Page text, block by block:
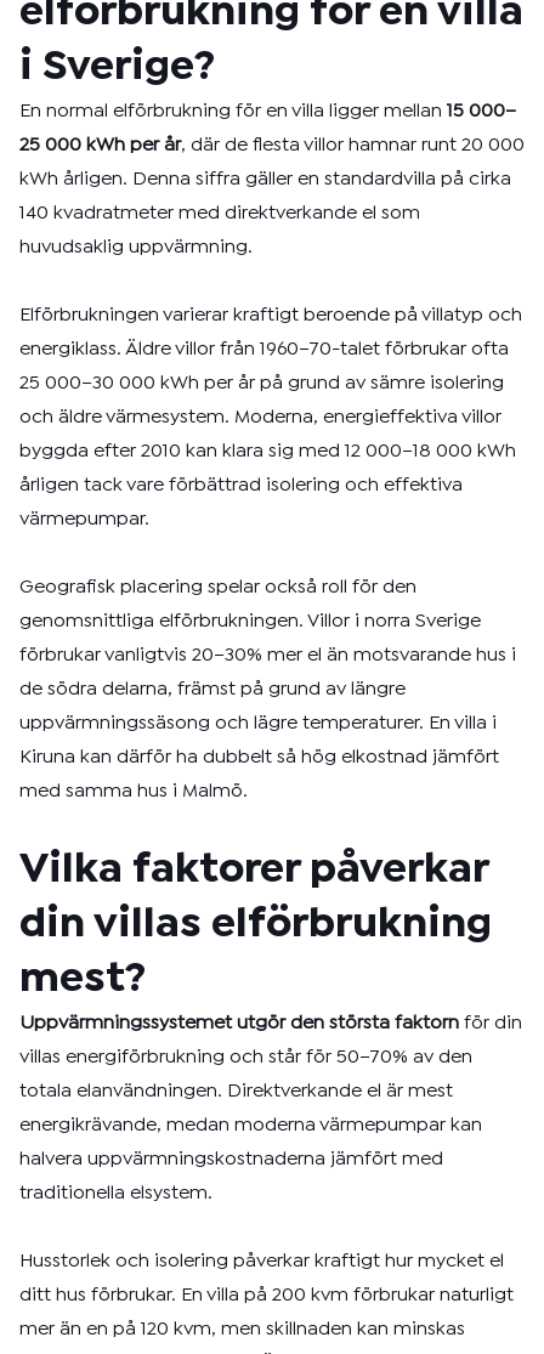
elförbrukning för en villa
i Sverige?
En normal elförbrukning för en villa ligger mellan 15 000–
25 000 kWh per år, där de flesta villor hamnar runt 20 000
kWh årligen. Denna siffra gäller en standardvilla på cirka
140 kvadratmeter med direktverkande el som
huvudsaklig uppvärmning.
Elförbrukningen varierar kraftigt beroende på villatyp och
energiklass. Äldre villor från 1960–70-talet förbrukar ofta
25 000–30 000 kWh per år på grund av sämre isolering
och äldre värmesystem. Moderna, energieffektiva villor
byggda efter 2010 kan klara sig med 12 000–18 000 kWh
årligen tack vare förbättrad isolering och effektiva
värmepumpar.
Geografisk placering spelar också roll för den
genomsnittliga elförbrukningen. Villor i norra Sverige
förbrukar vanligtvis 20–30% mer el än motsvarande hus i
de södra delarna, främst på grund av längre
uppvärmningssäsong och lägre temperaturer. En villa i
Kiruna kan därför ha dubbelt så hög elkostnad jämfört
med samma hus i Malmö.
Vilka faktorer påverkar
din villas elförbrukning
mest?
Uppvärmningssystemet utgör den största faktorn för din
villas energiförbrukning och står för 50–70% av den
totala elanvändningen. Direktverkande el är mest
energikrävande, medan moderna värmepumpar kan
halvera uppvärmningskostnaderna jämfört med
traditionella elsystem.
Husstorlek och isolering påverkar kraftigt hur mycket el
ditt hus förbrukar. En villa på 200 kvm förbrukar naturligt
mer än en på 120 kvm, men skillnaden kan minskas